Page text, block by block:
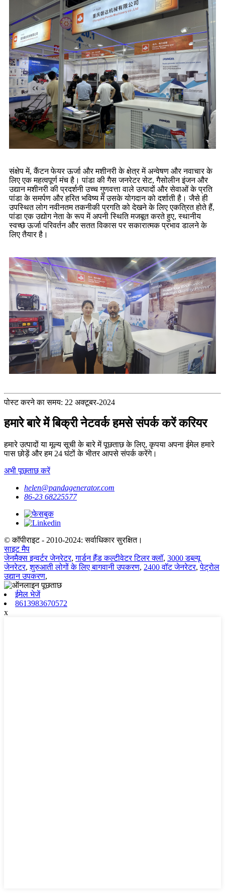
संक्षेप में, कैंटन फेयर ऊर्जा और मशीनरी के क्षेत्र में अन्वेषण और नवाचार के
लिए एक महत्वपूर्ण मंच है। पांडा की गैस जनरेटर सेट, गैसोलीन इंजन और
उद्यान मशीनरी की प्रदर्शनी उच्च गुणवत्ता वाले उत्पादों और सेवाओं के प्रति
पांडा के समर्पण और हरित भविष्य में उसके योगदान को दर्शाती है। जैसे ही
उपस्थित लोग नवीनतम तकनीकी प्रगति को देखने के लिए एकत्रित होते हैं,
पांडा एक उद्योग नेता के रूप में अपनी स्थिति मजबूत करते हुए, स्थानीय
स्वच्छ ऊर्जा परिवर्तन और सतत विकास पर सकारात्मक प्रभाव डालने के
लिए तैयार है।
पोस्ट करने का समय: 22 अक्टूबर-2024
हमारे बारे में बिक्री नेटवर्क हमसे संपर्क करें करियर
हमारे उत्पादों या मूल्य सूची के बारे में पूछताछ के लिए, कृपया अपना ईमेल हमारे
पास छोड़ें और हम 24 घंटों के भीतर आपसे संपर्क करेंगे।
अभी पूछताछ करें
helen@pandagenerator.com
86-23 68225577
© कॉपीराइट - 2010-2024: सर्वाधिकार सुरक्षित।
साइट मैप
जेनमैक्स इन्वर्टर जेनरेटर,गार्डन हैंड कल्टीवेटर टिलर क्लॉ, 3000 डब्ल्यू
जेनरेटर,शुरुआती लोगों के लिए बागवानी उपकरण, 2400 वॉट जेनरेटर,पेट्रोल
उद्यान उपकरण,
ईमेल भेजें
8613983670572
x